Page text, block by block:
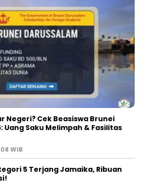
Negeri? Cek Beasiswa Brunei
Uang Saku Melimpah & Fasilitas
WIB
5 Terjang Jamaika, Ribuan